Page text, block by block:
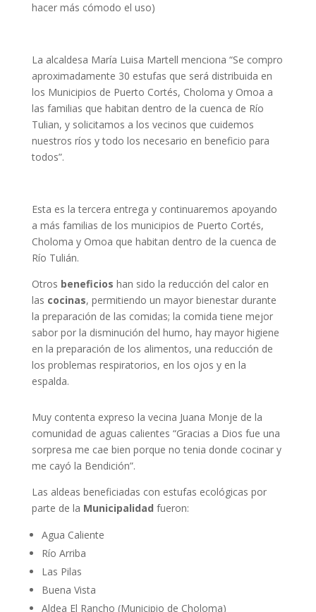
hacer más cómodo el uso)
La alcaldesa María Luisa Martell menciona “Se compro
aproximadamente 30 estufas que será distribuida en
los Municipios de Puerto Cortés, Choloma y Omoa a
las familias que habitan dentro de la cuenca de Río
Tulian, y solicitamos a los vecinos que cuidemos
nuestros ríos y todo los necesario en beneficio para
todos”.
Esta es la tercera entrega y continuaremos apoyando
a más familias de los municipios de Puerto Cortés,
Choloma y Omoa que habitan dentro de la cuenca de
Río Tulián.
Otros beneficios han sido la reducción del calor en
las cocinas, permitiendo un mayor bienestar durante
la preparación de las comidas; la comida tiene mejor
sabor por la disminución del humo, hay mayor higiene
en la preparación de los alimentos, una reducción de
los problemas respiratorios, en los ojos y en la
espalda.
Muy contenta expreso la vecina Juana Monje de la
comunidad de aguas calientes “Gracias a Dios fue una
sorpresa me cae bien porque no tenia donde cocinar y
me cayó la Bendición”.
Las aldeas beneficiadas con estufas ecológicas por
parte de la Municipalidad fueron:
Agua Caliente
Río Arriba
Las Pilas
Buena Vista
Aldea El Rancho (Municipio de Choloma)